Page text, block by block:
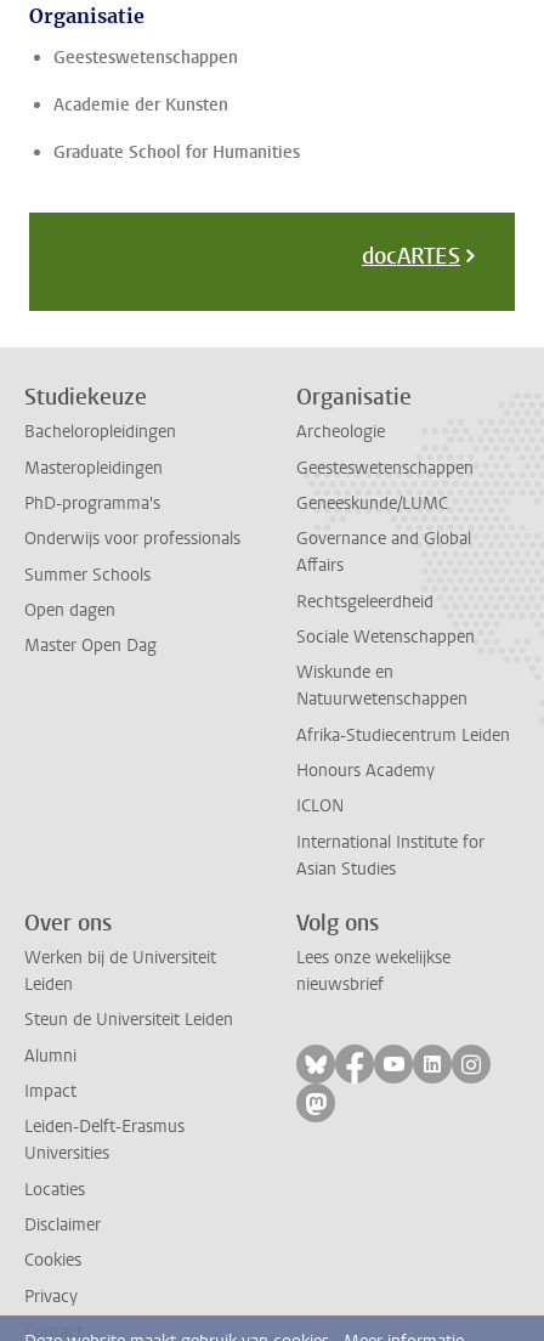
Organisatie
Geesteswetenschappen
Academie der Kunsten
Graduate School for Humanities
docARTES
Studiekeuze
Bacheloropleidingen
Masteropleidingen
PhD-programma's
Onderwijs voor professionals
Summer Schools
Open dagen
Master Open Dag
Organisatie
Archeologie
Geesteswetenschappen
Geneeskunde/LUMC
Governance and Global
Affairs
Rechtsgeleerdheid
Sociale Wetenschappen
Wiskunde en
Natuurwetenschappen
Afrika-Studiecentrum Leiden
Honours Academy
ICLON
International Institute for
Asian Studies
Over ons
Werken bij de Universiteit
Leiden
Steun de Universiteit Leiden
Alumni
Impact
Leiden-Delft-Erasmus
Universities
Locaties
Disclaimer
Cookies
Privacy
Contact
Volg ons
Lees onze wekelijkse
nieuwsbrief
Volg ons op bluesky
Volg ons op
Volg ons op
Volg ons
Volg
Volg ons op mastodon